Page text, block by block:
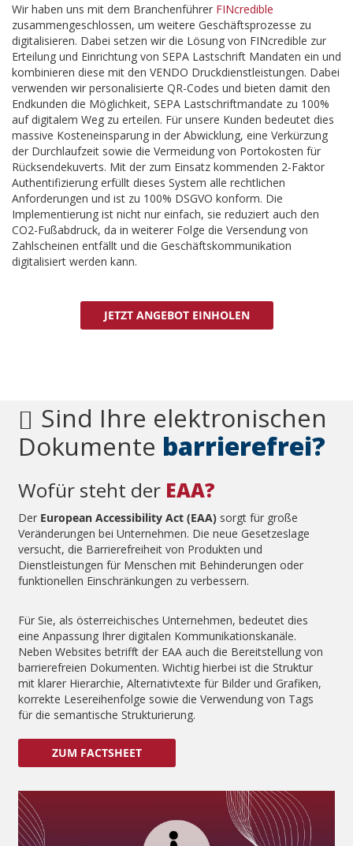
Wir haben uns mit dem Branchenführer FINcredible
zusammengeschlossen, um weitere Geschäftsprozesse zu
digitalisieren. Dabei setzen wir die Lösung von FINcredible zur
Erteilung und Einrichtung von SEPA Lastschrift Mandaten ein und
kombinieren diese mit den VENDO Druckdienstleistungen. Dabei
verwenden wir personalisierte QR-Codes und bieten damit den
Endkunden die Möglichkeit, SEPA Lastschriftmandate zu 100%
auf digitalem Weg zu erteilen. Für unsere Kunden bedeutet dies
massive Kosteneinsparung in der Abwicklung, eine Verkürzung
der Durchlaufzeit sowie die Vermeidung von Portokosten für
Rücksendekuverts. Mit der zum Einsatz kommenden 2-Faktor
Authentifizierung erfüllt dieses System alle rechtlichen
Anforderungen und ist zu 100% DSGVO konform. Die
Implementierung ist nicht nur einfach, sie reduziert auch den
CO2-Fußabdruck, da in weiterer Folge die Versendung von
Zahlscheinen entfällt und die Geschäftskommunikation
digitalisiert werden kann.
JETZT ANGEBOT EINHOLEN
Sind Ihre elektronischen
Dokumente barrierefrei?
Wofür steht der EAA?
Der European Accessibility Act (EAA) sorgt für große
Veränderungen bei Unternehmen. Die neue Gesetzeslage
versucht, die Barrierefreiheit von Produkten und
Dienstleistungen für Menschen mit Behinderungen oder
funktionellen Einschränkungen zu verbessern.
Für Sie, als österreichisches Unternehmen, bedeutet dies
eine Anpassung Ihrer digitalen Kommunikationskanäle.
Neben Websites betrifft der EAA auch die Bereitstellung von
barrierefreien Dokumenten. Wichtig hierbei ist die Struktur
mit klarer Hierarchie, Alternativtexte für Bilder und Grafiken,
korrekte Lesereihenfolge sowie die Verwendung von Tags
für die semantische Strukturierung.
ZUM FACTSHEET